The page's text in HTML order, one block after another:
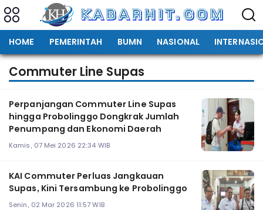
HOME PEMERINTAH BUMN NASIONAL
Commuter Line Supas
Perpanjangan Commuter Line Supas
hingga Probolinggo Dongkrak Jumlah
Penumpang dan Ekonomi Daerah
Kamis, 07 Mei 2026 22:34 WIB
KAI Commuter Perluas Jangkauan
Supas, Kini Tersambung ke Probolinggo
Senin, 02 Mar 2026 11:57 WIB